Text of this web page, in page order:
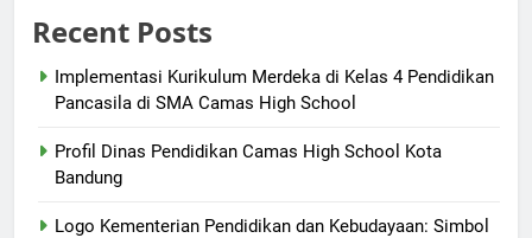
Recent Posts
Implementasi Kurikulum Merdeka di Kelas 4 Pendidikan
Pancasila di SMA Camas High School
Profil Dinas Pendidikan Camas High School Kota
Bandung
Logo Kementerian Pendidikan dan Kebudayaan: Simbol